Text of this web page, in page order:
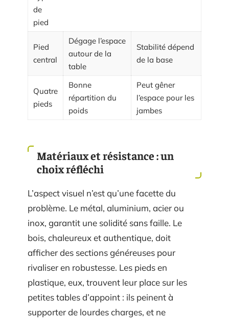
de
pied
Pied
central
Dégage l’espace
autour de la
table
Stabilité dépend
de la base
Quatre
pieds
Bonne
répartition du
poids
Peut gêner
l’espace pour les
jambes
Matériaux et résistance : un
choix réfléchi
L’aspect visuel n’est qu’une facette du
problème. Le métal, aluminium, acier ou
inox, garantit une solidité sans faille. Le
bois, chaleureux et authentique, doit
afficher des sections généreuses pour
rivaliser en robustesse. Les pieds en
plastique, eux, trouvent leur place sur les
petites tables d’appoint : ils peinent à
supporter de lourdes charges, et ne